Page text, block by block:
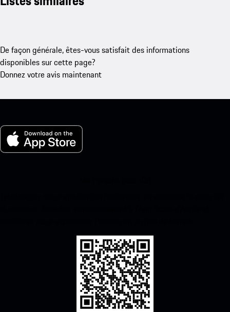
De façon générale, êtes-vous satisfait des informations
disponibles sur cette page?
Donnez votre avis maintenant